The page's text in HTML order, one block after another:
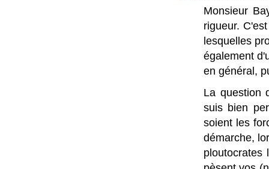
Monsieur
rigueur.
lesquelles
également
en général,
La question
suis bien
soient les
démarche,
ploutocrates